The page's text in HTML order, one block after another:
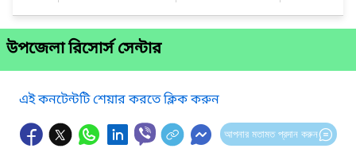
উপজেলা রিসোর্স সেন্টার
এই কনটেন্টটি শেয়ার করতে ক্লিক করুন
আপনার মতামত প্রদান করুন